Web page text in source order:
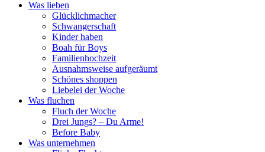
Was lieben
Glücklichmacher
Schwangerschaft
Kinder haben
Boah für Boys
Familienhochzeit
Ausnahmsweise aufgeräumt
Schönes shoppen
Liebelei der Woche
Was fluchen
Fluch der Woche
Drei Jungs? – Du Arme!
Before Baby
Was unternehmen